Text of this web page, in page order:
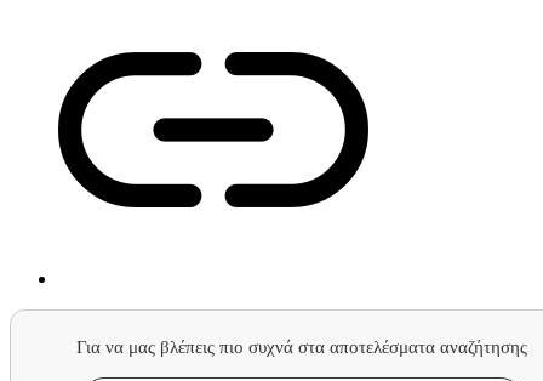
Για να μας βλέπεις πιο συχνά στα αποτελέσματα αναζήτησης